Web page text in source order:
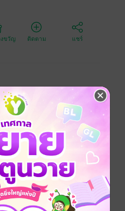
ขวัญ ติดตาม แชร์
ภารกิจให้นำ “ดาบแห่งรินอุน”
ดินทางมาถึง “เกาะมิสุนสึ”
องแปลกประหลาดและเป็น
จริงของเรื่องประหลาดที่เกิดขึ้น
เกาะคือ!? แผนการร้ายที่น่ากลัว
กเขาอยู่ที่สถานที่ทดลองคือ!?
ขึ้น...!